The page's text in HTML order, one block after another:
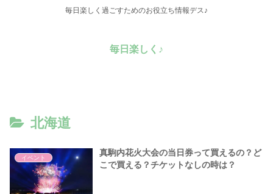
毎日楽しく過ごすためのお役立ち情報デス♪
毎日楽しく♪
北海道
イベント
真駒内花火大会の当日券って買えるの？ど
こで買える？チケットなしの時は？